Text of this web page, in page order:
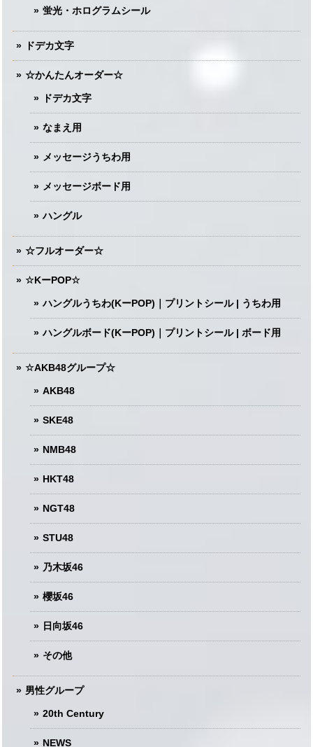
蛍光・ホログラムシール
ドデカ文字
☆かんたんオーダー☆
ドデカ文字
なまえ用
メッセージうちわ用
メッセージボード用
ハングル
☆フルオーダー☆
☆KーPOP☆
ハングルうちわ(KーPOP)｜プリントシール | うちわ用
ハングルボード(KーPOP)｜プリントシール | ボード用
☆AKB48グループ☆
AKB48
SKE48
NMB48
HKT48
NGT48
STU48
乃木坂46
櫻坂46
日向坂46
その他
男性グループ
20th Century
NEWS